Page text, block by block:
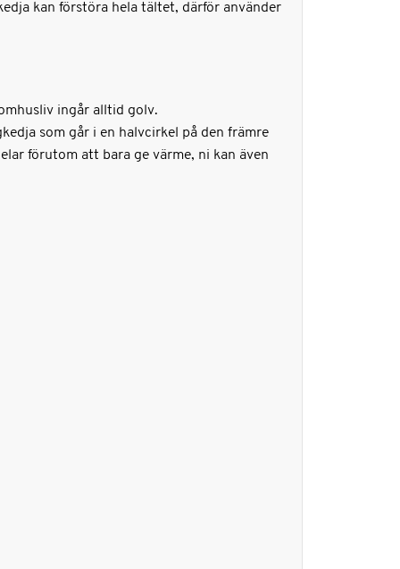
kan förstöra hela tältet, därför använder
ingår alltid golv.
som går i en halvcirkel på den främre
förutom att bara ge värme, ni kan även